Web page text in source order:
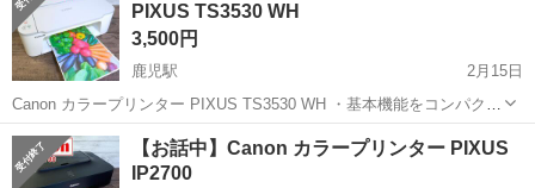
ズに...
PIXUS TS3530 WH
3,500円
鹿児駅
2月15日
Canon カラープリンター PIXUS TS3530 WH ・基本機能をコンパクト
にまとめ、Wi-Fiも手軽に使えるシンプルモデルのA4インクジェットプ
リンター。スマホの写真や文書を直接プリントできる。 ・文字に強い
顔...
高知 南国市 鹿児駅 インク
【お話中】Canon カラープリンター PIXUS
IP2700